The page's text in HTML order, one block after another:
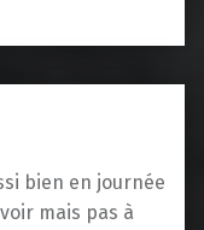
bien en journée
mais pas à